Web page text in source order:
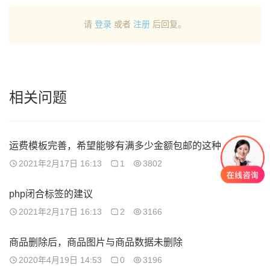
请 登录 或者 注册 后回复。
相关问题
运费模板完善，希望能够有满多少金额包邮的这种
2021年2月17日 16:13 1 3802
php闭合标签的建议
2021年2月17日 16:13 2 3166
商品删除后，商品图片与商品数据未删除
2020年4月19日 14:53 0 3196